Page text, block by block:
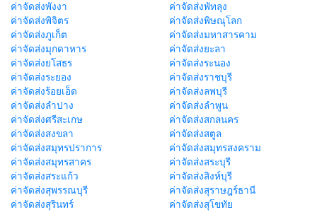
ค่าจัดส่งพังงา
ค่าจัดส่งพัทลุง
ค่าจัดส่งพิจิตร
ค่าจัดส่งพิษณุโลก
ค่าจัดส่งภูเก็ต
ค่าจัดส่งมหาสารคาม
ค่าจัดส่งมุกดาหาร
ค่าจัดส่งยะลา
ค่าจัดส่งยโสธร
ค่าจัดส่งระนอง
ค่าจัดส่งระยอง
ค่าจัดส่งราชบุรี
ค่าจัดส่งร้อยเอ็ด
ค่าจัดส่งลพบุรี
ค่าจัดส่งลำปาง
ค่าจัดส่งลำพูน
ค่าจัดส่งศรีสะเกษ
ค่าจัดส่งสกลนคร
ค่าจัดส่งสงขลา
ค่าจัดส่งสตูล
ค่าจัดส่งสมุทรปราการ
ค่าจัดส่งสมุทรสงคราม
ค่าจัดส่งสมุทรสาคร
ค่าจัดส่งสระบุรี
ค่าจัดส่งสระแก้ว
ค่าจัดส่งสิงห์บุรี
ค่าจัดส่งสุพรรณบุรี
ค่าจัดส่งสุราษฎร์ธานี
ค่าจัดส่งสุรินทร์
ค่าจัดส่งสุโขทัย